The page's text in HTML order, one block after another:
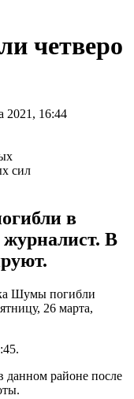
четверо
2021, 16:44
сил
в
В
Шумы погибли
26 марта,
данном районе после